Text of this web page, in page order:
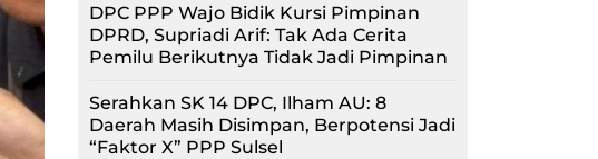
DPC PPP Wajo Bidik Kursi Pimpinan
DPRD, Supriadi Arif: Tak Ada Cerita
Pemilu Berikutnya Tidak Jadi Pimpinan
Serahkan SK 14 DPC, Ilham AU: 8
Daerah Masih Disimpan, Berpotensi Jadi
“Faktor X” PPP Sulsel